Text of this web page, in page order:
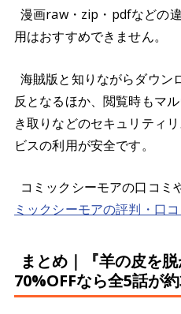
漫画raw・zip・pdfなどの
用はおすすめできません。
海賊版と知りながらダウン
反となるほか、閲覧時もマ
き取りなどのセキュリティ
ビスの利用が安全です。
コミックシーモアの口コミ
ミックシーモアの評判・口コ
まとめ｜『羊の皮を
70%OFFなら全5話が